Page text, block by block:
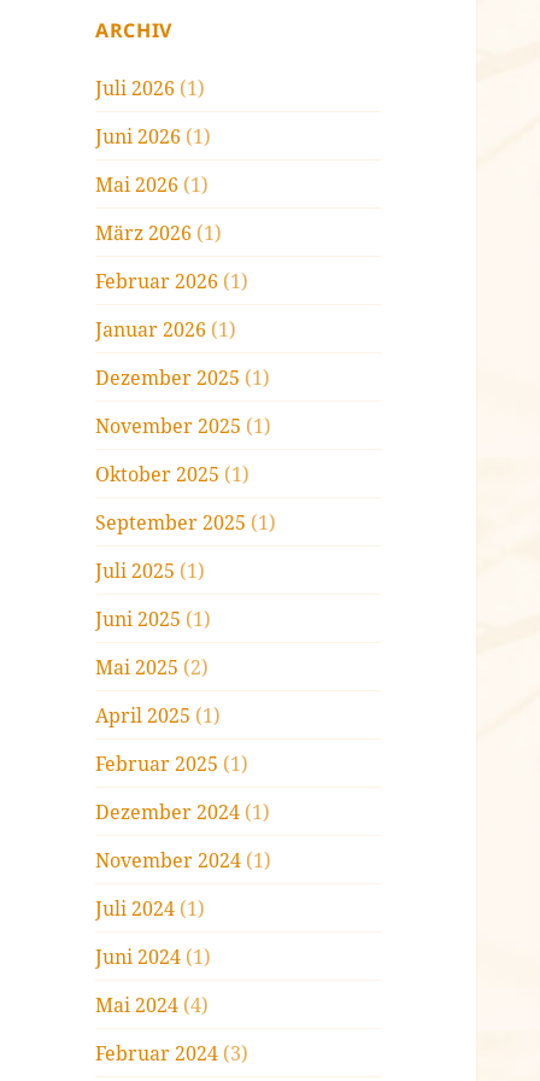
ARCHIV
Juli 2026 (1)
Juni 2026 (1)
Mai 2026 (1)
März 2026 (1)
Februar 2026 (1)
Januar 2026 (1)
Dezember 2025 (1)
November 2025 (1)
Oktober 2025 (1)
September 2025 (1)
Juli 2025 (1)
Juni 2025 (1)
Mai 2025 (2)
April 2025 (1)
Februar 2025 (1)
Dezember 2024 (1)
November 2024 (1)
Juli 2024 (1)
Juni 2024 (1)
Mai 2024 (4)
Februar 2024 (3)